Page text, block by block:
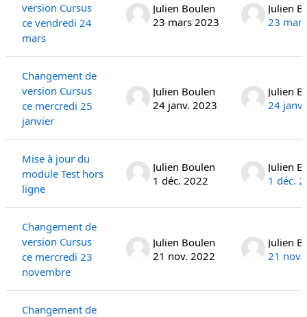
version Cursus
ce vendredi 24
mars
Julien Boulen
23 mars 2023
Julien
23
Changement de
version Cursus
ce mercredi 25
janvier
Julien Boulen
24 janv. 2023
Julien
24
Mise à jour du
module Test hors
ligne
Julien Boulen
1 déc. 2022
Julien
1 déc.
Changement de
version Cursus
ce mercredi 23
novembre
Julien Boulen
21 nov. 2022
Julien
21 nov.
Changement de